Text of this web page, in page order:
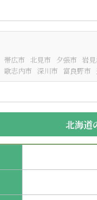
帯広市 北見市 夕張市 岩
歌志内市 深川市 富良野市
北海道